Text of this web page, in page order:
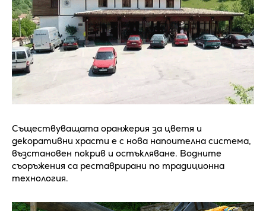
Съществуващата оранжерия за цветя и
декоративни храсти е с нова напоителна система,
възстановен покрив и остъкляване. Водните
съоръжения са реставрирани по традиционна
технология.